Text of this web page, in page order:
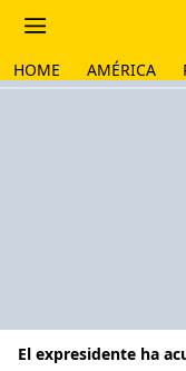
HOME AMÉRICA
El expresidente ha